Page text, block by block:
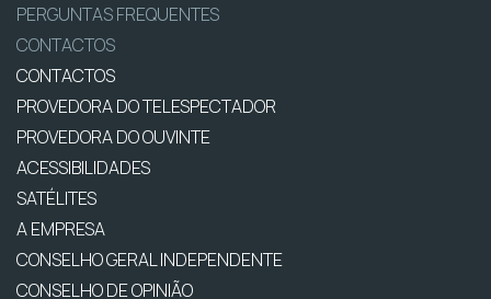
PERGUNTAS FREQUENTES
CONTACTOS
CONTACTOS
PROVEDORA DO TELESPECTADOR
PROVEDORA DO OUVINTE
ACESSIBILIDADES
SATÉLITES
A EMPRESA
CONSELHO GERAL INDEPENDENTE
CONSELHO DE OPINIÃO